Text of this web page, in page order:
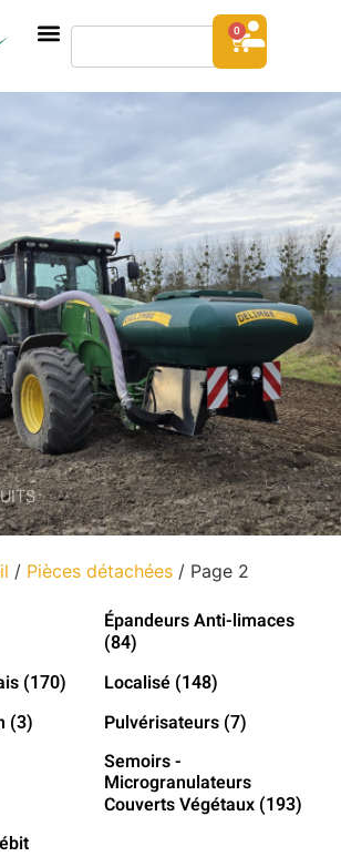
0
/ Pièces détachées / Page 2
Épandeurs Anti-limaces
(84)
(170) Localisé (148)
(3) Pulvérisateurs (7)
Semoirs -
Microgranulateurs
Couverts Végétaux (193)